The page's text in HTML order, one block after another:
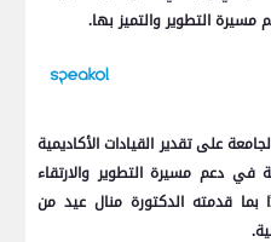
التطوير والتميز بها.
على تقدير القيادات الأكاديمية
في دعم مسيرة التطوير والارتقاء
بما قدمته الدكتورة منال عيد من